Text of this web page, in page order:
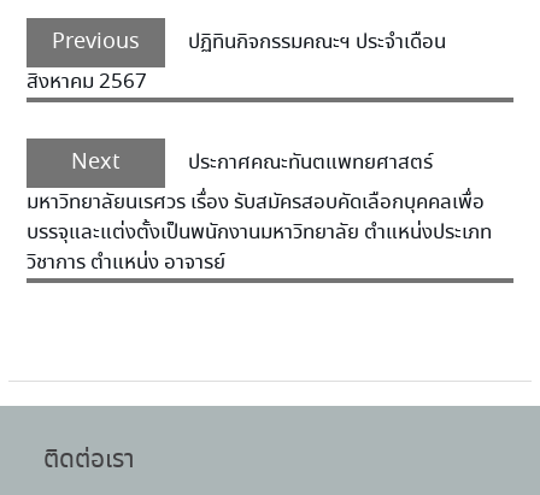
Previous
ปฏิทินกิจกรรมคณะฯ ประจำเดือน
สิงหาคม 2567
Next
ประกาศคณะทันตแพทยศาสตร์
มหาวิทยาลัยนเรศวร เรื่อง รับสมัครสอบคัดเลือกบุคคลเพื่อ
บรรจุและแต่งตั้งเป็นพนักงานมหาวิทยาลัย ตำแหน่งประเภท
วิชาการ ตำแหน่ง อาจารย์
ติดต่อเรา